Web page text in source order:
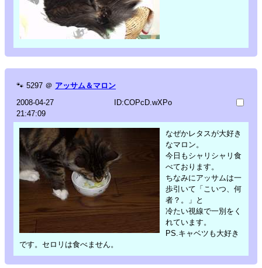
🐾 5297 ＠ アッサム＆マロン
2008-04-27
21:47:09
ID:COPcD.wXPo
なぜかレタスが大好き
なマロン。
今日もシャリシャリ食
べております。
ちなみにアッサムは一
歩引いて「こいつ、何
者？。」と
冷たい視線で一別をく
れています。
PS.キャベツも大好き
です。セロリは食べません。